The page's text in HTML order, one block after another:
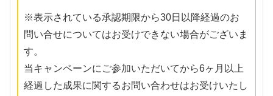
※表示されている承認期限から30日以降経過のお
問い合せについてはお受けできない場合がございま
す。
当キャンペーンにご参加いただいてから6ヶ月以上
経過した成果に関するお問い合わせはお受けいたし